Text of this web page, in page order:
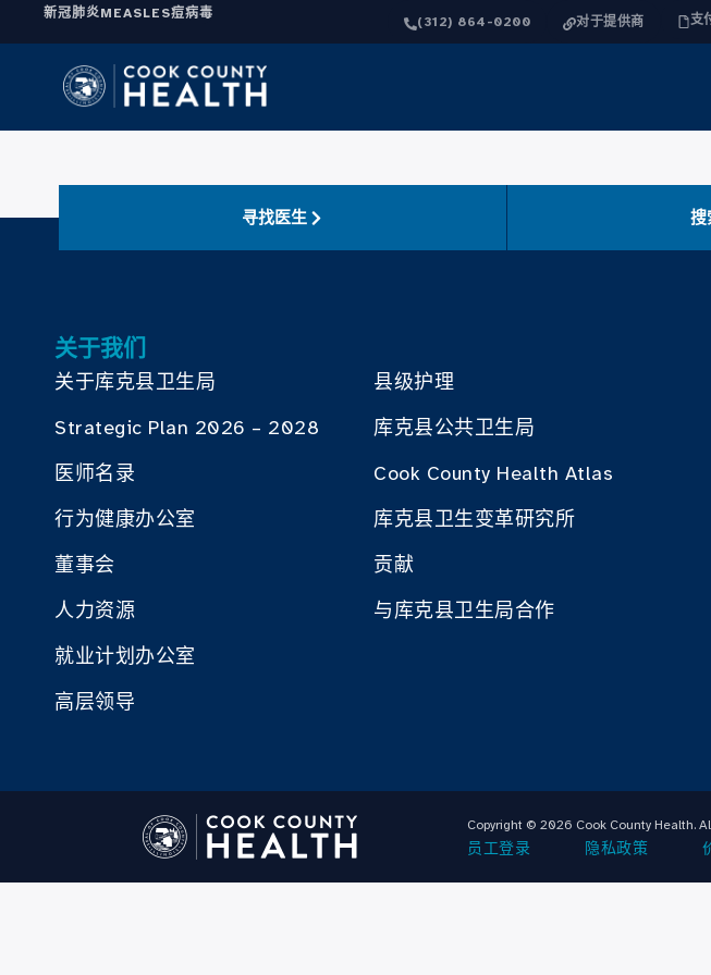
新冠肺炎MEASLES痘病毒
(312) 864-0200 对于提供商 支
寻找医生 搜
关于我们
关于库克县卫生局
Strategic Plan 2026 – 2028
医师名录
行为健康办公室
董事会
人力资源
就业计划办公室
高层领导
县级护理
库克县公共卫生局
Cook County Health Atlas
库克县卫生变革研究所
贡献
与库克县卫生局合作
Copyright © 2026 Cook County Health.
员工登录 隐私政策